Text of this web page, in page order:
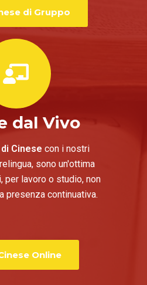
di Gruppo
dal Vivo
Cinese con i nostri
sono un'ottima
per lavoro o studio, non
presenza continuativa.
Online